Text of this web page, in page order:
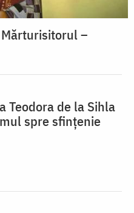
–
Teodora de la Sihla
spre sfințenie